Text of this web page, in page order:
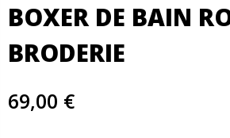
BOXER DE BAIN
BRODERIE
69,00 €